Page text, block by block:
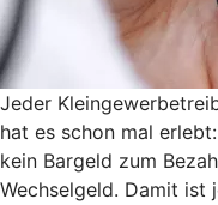
Jeder
hat es schon mal
kein Bargeld zum
Wechselgeld. Damit ist